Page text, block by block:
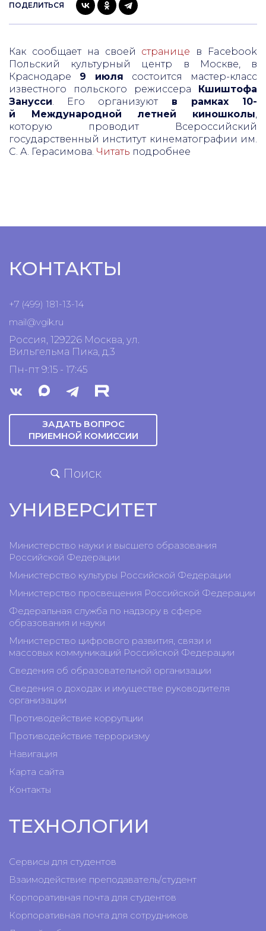
ПОДЕЛИТЬСЯ
Как сообщает на своей странице в Facebook
Польский культурный центр в Москве, в
Краснодаре 9 июля состоится мастер-класс
известного польского режиссера Кшиштофа
Занусси. Его организуют в рамках 10-
й Международной летней киношколы,
которую проводит Всероссийский
государственный институт кинематографии им.
С. А. Герасимова. Читать подробнее
КОНТАКТЫ
+7 (499) 181-13-14
mail@vgik.ru
Россия, 129226 Москва, ул.
Вильгельма Пика, д.3
Пн-пт 9:15 - 17:45
ЗАДАТЬ ВОПРОС
ПРИЕМНОЙ КОМИССИИ
Поиск
УНИВЕРСИТЕТ
Министерство науки и высшего образования
Российской Федерации
Министерство культуры Российской Федерации
Министерство просвещения Российской Федерации
Федеральная служба по надзору в сфере
образования и науки
Министерство цифрового развития, связи и
массовых коммуникаций Российской Федерации
Сведения об образовательной организации
Сведения о доходах и имуществе руководителя
организации
Противодействие коррупции
Противодействие терроризму
Навигация
Карта сайта
Контакты
ТЕХНОЛОГИИ
Сервисы для студентов
Взаимодействие преподаватель/студент
Корпоративная почта для студентов
Корпоративная почта для сотрудников